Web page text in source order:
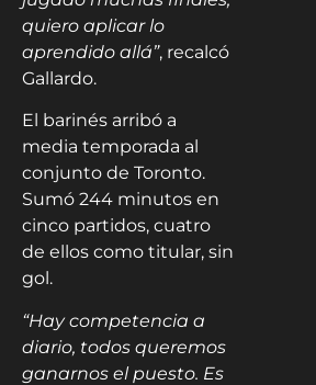
quiero aplicar lo
aprendido allá”, recalcó
Gallardo.
El barinés arribó a
media temporada al
conjunto de Toronto.
Sumó 244 minutos en
cinco partidos, cuatro
de ellos como titular, sin
gol.
“Hay competencia a
diario, todos queremos
ganarnos el puesto. Es